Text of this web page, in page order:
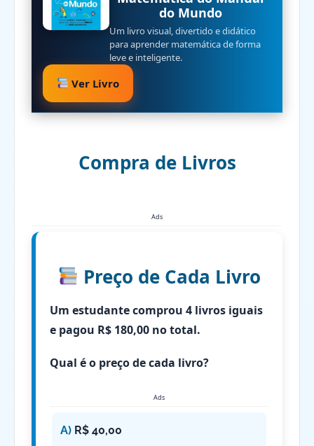
do Mundo
Um livro visual, divertido e didático
para aprender matemática de forma
leve e inteligente.
Ver Livro
Compra de Livros
Ads
Preço de Cada Livro
Um estudante comprou 4 livros iguais
e pagou R$ 180,00 no total.
Qual é o preço de cada livro?
Ads
A) R$ 40,00